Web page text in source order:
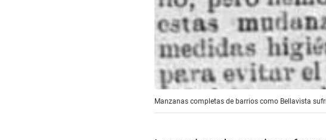
Manzanas completas de barrios como Bellavista